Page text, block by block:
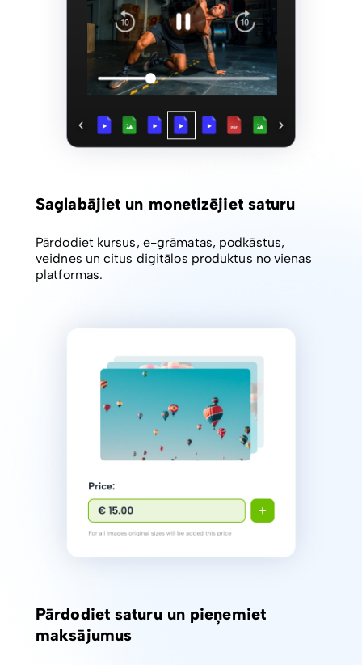
Saglabājiet un monetizējiet saturu
Pārdodiet kursus, e-grāmatas, podkāstus,
veidnes un citus digitālos produktus no vienas
platformas.
Pārdodiet saturu un pieņemiet
maksājumus